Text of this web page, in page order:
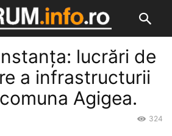
lucrări de
a infrastructurii
Agigea.
324